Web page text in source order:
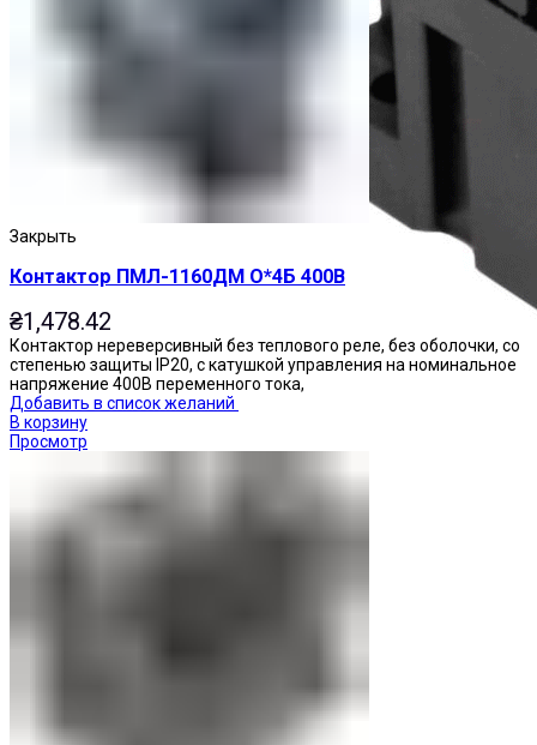
Закрыть
Контактор ПМЛ-1160ДМ О*4Б 400В
₴1,478.42
Контактор нереверсивный без теплового реле, без оболочки, со
степенью защиты IP20, с катушкой управления на номинальное
напряжение 400В переменного тока,
Добавить в список желаний
В корзину
Просмотр